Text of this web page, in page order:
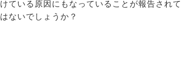
けている原因にもなっていることが報告され
はないでしょうか？